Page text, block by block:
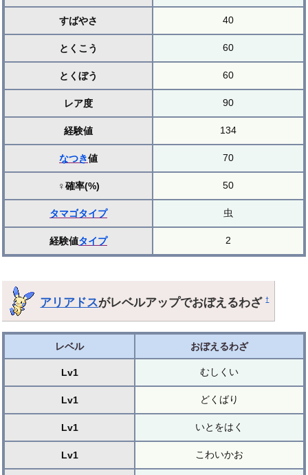
すばやさ 40
とくこう 60
とくぼう 60
レア度 90
経験値 134
なつき値 70
♀確率(%) 50
タマゴタイプ 虫
経験値タイプ 2
アリアドスがレベルアップでおぼえるわざ†
レベル おぼえるわざ
Lv1 むしくい
Lv1 どくばり
Lv1 いとをはく
Lv1 こわいかお